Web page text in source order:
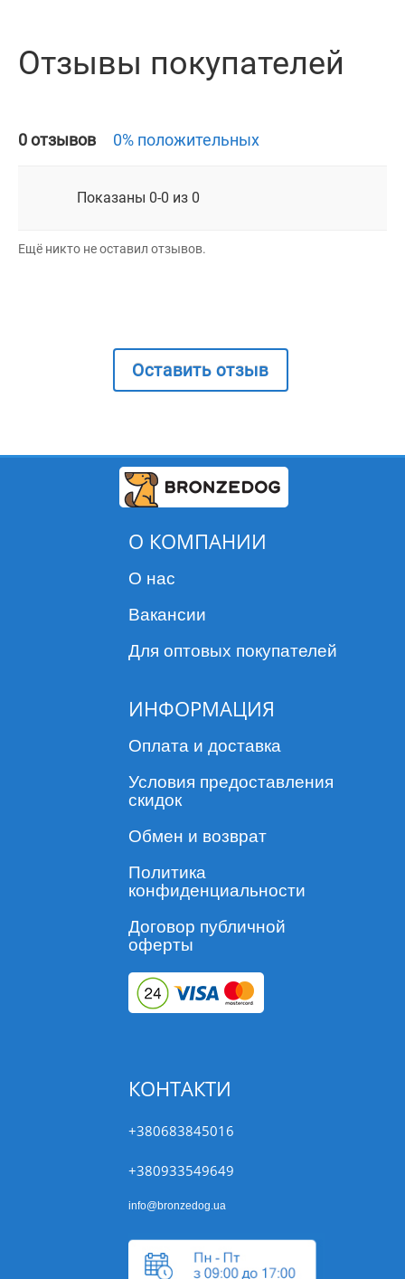
Отзывы покупателей
0 отзывов 0% положительных
Показаны 0-0 из 0
Ещё никто не оставил отзывов.
Оставить отзыв
О КОМПАНИИ
О нас
Вакансии
Для оптовых покупателей
ИНФОРМАЦИЯ
Оплата и доставка
Условия предоставления
скидок
Обмен и возврат
Политика
конфиденциальности
Договор публичной
оферты
КОНТАКТИ
+380683845016
+380933549649
info@bronzedog.ua